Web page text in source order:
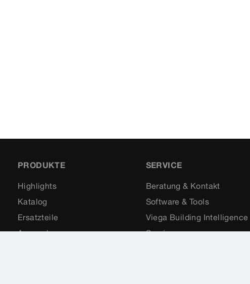
PRODUKTE
Highlights
Katalog
Ersatzteile
Anwendungen
SERVICE
Beratung & Kontakt
Software & Tools
Viega Building Intelligence
Seminare